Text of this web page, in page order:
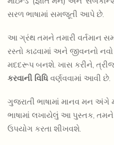
સરળ ભાષામાં સમજૂતી આપે છે.
આ ગ્રંથ તમને તમારી વર્તમાન
રસ્તો કાઢવામાં અને જીવનનો નવો
મદદરૂપ બનશે. ખાસ કરીને,
કરવાની વિધિવર્ણવવામાં આવી છે.
ગુજરાતી ભાષામાં માનવ મન અંગે
ભાષામાં લખાયેલું આ પુસ્તક,
ઉપયોગ કરતા શીખવશે.